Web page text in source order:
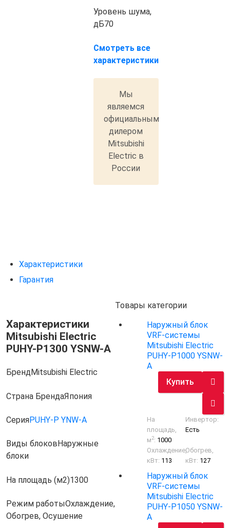
Уровень шума,
дБ70
Смотреть все
характеристики
Мы
являемся
официальным
дилером
Mitsubishi
Electric в
России
Характеристики
Гарантия
Характеристики
Mitsubishi Electric
PUHY-P1300 YSNW-A
БрендMitsubishi Electric
Страна БрендаЯпония
СерияPUHY-P YNW-A
Виды блоков Наружные
блоки
На площадь (м2)1300
Режим работыОхлаждение,
Обогрев, Осушение
Товары категории
Наружный блок
VRF-системы
Mitsubishi Electric
PUHY-P1000 YSNW-
A
Купить
На
площадь,
м2: 1000
Инвертор:
Есть
Охлаждение,
кВт: 113
Обогрев,
кВт: 127
Наружный блок
VRF-системы
Mitsubishi Electric
PUHY-P1050 YSNW-
A